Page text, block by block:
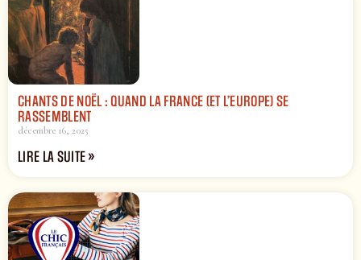
CHANTS DE NOËL : QUAND LA FRANCE (ET L’EUROPE) SE
RASSEMBLENT
décembre 16, 2025
LIRE LA SUITE »